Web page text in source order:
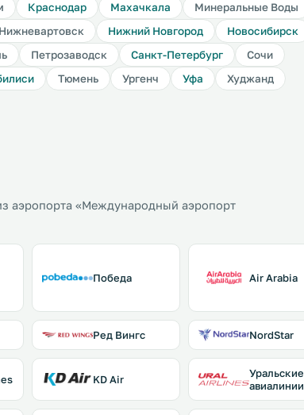
Краснодар Махачкала
Минеральные Воды
Нижневартовск Нижний Новгород
Новосибирск
Петрозаводск Санкт-Петербург
Сочи
Тюмень Ургенч Уфа
Худжанд
аэропорта «Международный аэропорт
Победа Air Arabia
Ред Вингс NordStar
KD Air
Уральские
авиалинии